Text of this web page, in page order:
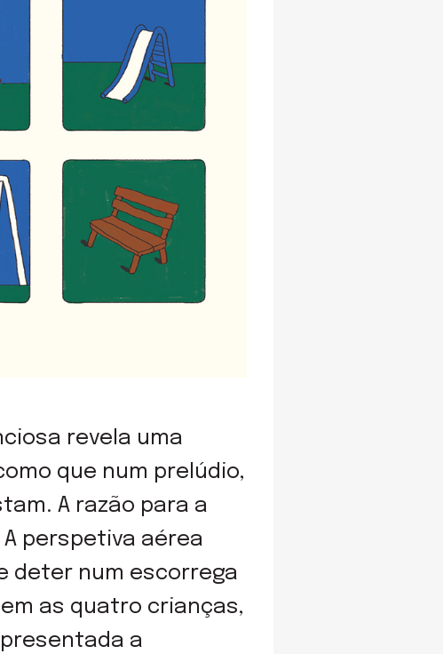
revela uma
que num prelúdio,
A razão para a
perspetiva aérea
deter num escorrega
as quatro crianças,
a